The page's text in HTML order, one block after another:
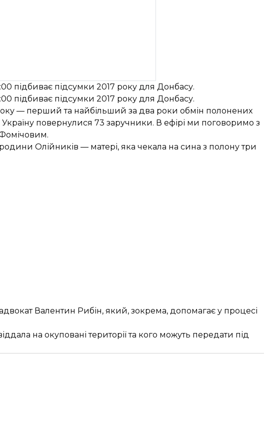
підбиває підсумки 2017 року для Донбасу.
підбиває підсумки 2017 року для Донбасу.
— перший та найбільший за два роки обмін полонених
повернулися 73 заручники. В ефірі ми поговоримо з
Олійників — матері, яка чекала на сина з полону три
Валентин Рибін, який, зокрема, допомагає у процесі
на окуповані території та кого можуть передати під